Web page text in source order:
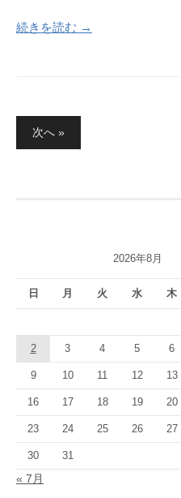
続きを読む →
稿
り
次へ »
2026年8月
日 月 火 水 木
2 3 4 5 6
9 10 11 12 13
16 17 18 19 20
23 24 25 26 27
30 31
« 7月